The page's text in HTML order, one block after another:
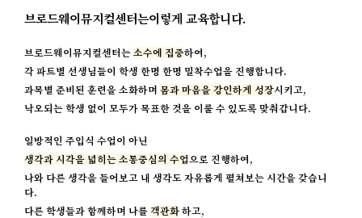
브로드웨이뮤지컬센터는이렇게 교육합니다.
브로드웨이뮤지컬센터는 소수에 집중하여,
각 파트별 선생님들이 학생 한명 한명 밀착수업을 진행합니다.
과목별 준비된 훈련을 소화하며 몸과 마음을 강인하게 성장시키고,
낙오되는 학생 없이 모두가 목표한 것을 이룰 수 있도록 맞춰갑니다.
일방적인 주입식 수업이 아닌
생각과 시각을 넓히는 소통중심의 수업으로 진행하여,
나와 다른 생각을 들어보고 내 생각도 자유롭게 펼쳐보는 시간을 갖습니
다.
다른 학생들과 함께하며 나를 객관화 하고,